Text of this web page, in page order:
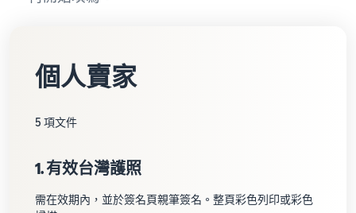
個人賣家
5 項文件
1. 有效台灣護照
需在效期內，並於簽名頁親筆簽名。整頁彩色列印或彩色